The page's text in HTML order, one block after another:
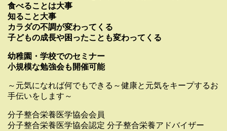
食べることは大事
知ること大事
カラダの不調が変わってくる
子どもの成長や困ったことも変わってくる
幼稚園・学校でのセミナー
小規模な勉強会も開催可能
～元気になれば何でもできる～健康と元気をキープするお
手伝いをします～
分子整合栄養医学協会会員
分子整合栄養医学協会認定 分子整合栄養アドバイザー